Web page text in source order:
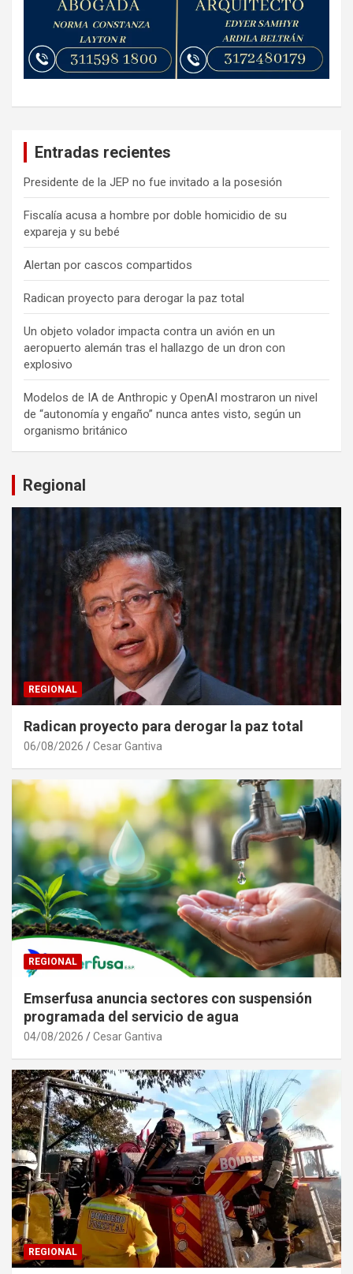
Entradas recientes
Presidente de la JEP no fue invitado a la posesión
Fiscalía acusa a hombre por doble homicidio de su
expareja y su bebé
Alertan por cascos compartidos
Radican proyecto para derogar la paz total
Un objeto volador impacta contra un avión en un
aeropuerto alemán tras el hallazgo de un dron con
explosivo
Modelos de IA de Anthropic y OpenAI mostraron un nivel
de “autonomía y engaño” nunca antes visto, según un
organismo británico
Regional
REGIONAL
Radican proyecto para derogar la paz total
06/08/2026 Cesar Gantiva
REGIONAL
Emserfusa anuncia sectores con suspensión
programada del servicio de agua
04/08/2026 Cesar Gantiva
REGIONAL